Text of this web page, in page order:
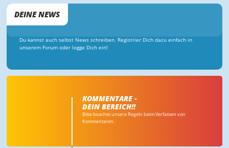
DEINE NEWS
Du kannst auch selbst News schreiben. Registrier Dich dazu einfach in
unserem Forum oder logge Dich ein!
KOMMENTARE -
DEIN BEREICH!!
Bitte beachte unsere Regeln beim Verfassen von
Kommentaren.